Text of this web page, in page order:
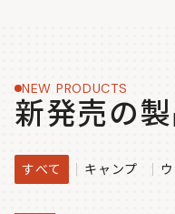
NEW PRODUCTS
新発売の
すべて キャンプ